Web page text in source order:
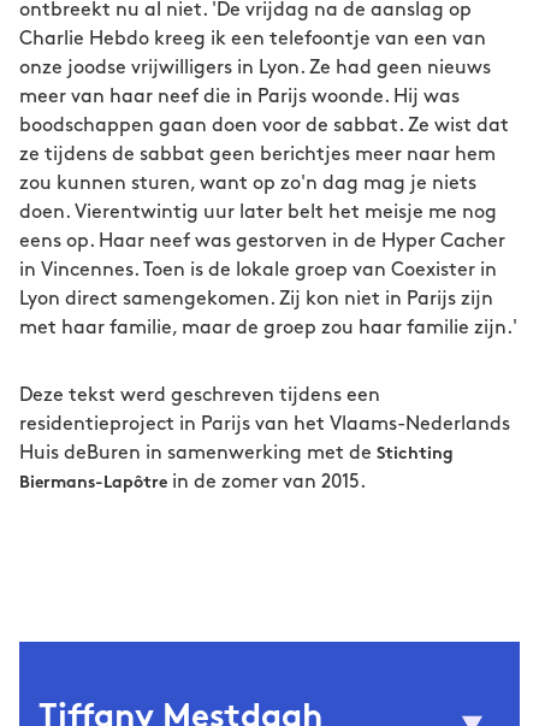
ontbreekt nu al niet. 'De vrijdag na de aanslag op
Charlie Hebdo kreeg ik een telefoontje van een van
onze joodse vrijwilligers in Lyon. Ze had geen nieuws
meer van haar neef die in Parijs woonde. Hij was
boodschappen gaan doen voor de sabbat. Ze wist dat
ze tijdens de sabbat geen berichtjes meer naar hem
zou kunnen sturen, want op zo'n dag mag je niets
doen. Vierentwintig uur later belt het meisje me nog
eens op. Haar neef was gestorven in de Hyper Cacher
in Vincennes. Toen is de lokale groep van Coexister in
Lyon direct samengekomen. Zij kon niet in Parijs zijn
met haar familie, maar de groep zou haar familie zijn.'
Deze tekst werd geschreven tijdens een
residentieproject in Parijs van het Vlaams-Nederlands
Huis deBuren in samenwerking met de Stichting
Biermans-Lapôtre in de zomer van 2015.
Tiffany Mestdagh